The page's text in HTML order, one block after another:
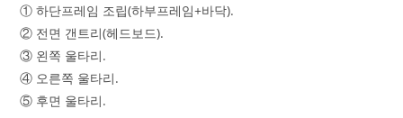
① 하단프레임 조립(하부프레임+바닥).
② 전면 갠트리(헤드보드).
③ 왼쪽 울타리.
④ 오른쪽 울타리.
⑤ 후면 울타리.